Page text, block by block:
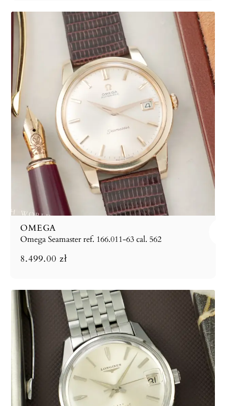
OMEGA
Omega Seamaster ref. 166.011-63 cal. 562
8.499.00 zł